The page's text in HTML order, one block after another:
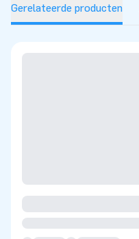
Gerelateerde producten